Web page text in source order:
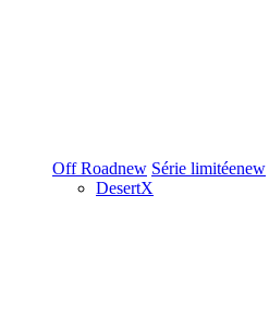
Off Roadnew Série limitéenew
DesertX